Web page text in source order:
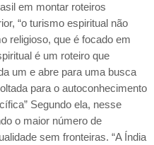
em montar roteiros
“o turismo espiritual não
religioso, que é focado em
é um roteiro que
um e abre para uma busca
para o autoconhecimento
Segundo ela, nesse
o maior número de
sem fronteiras. “A Índia